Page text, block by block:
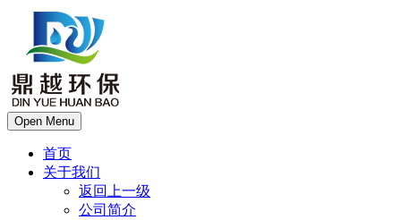
Open Menu
首页
关于我们
返回上一级
公司简介